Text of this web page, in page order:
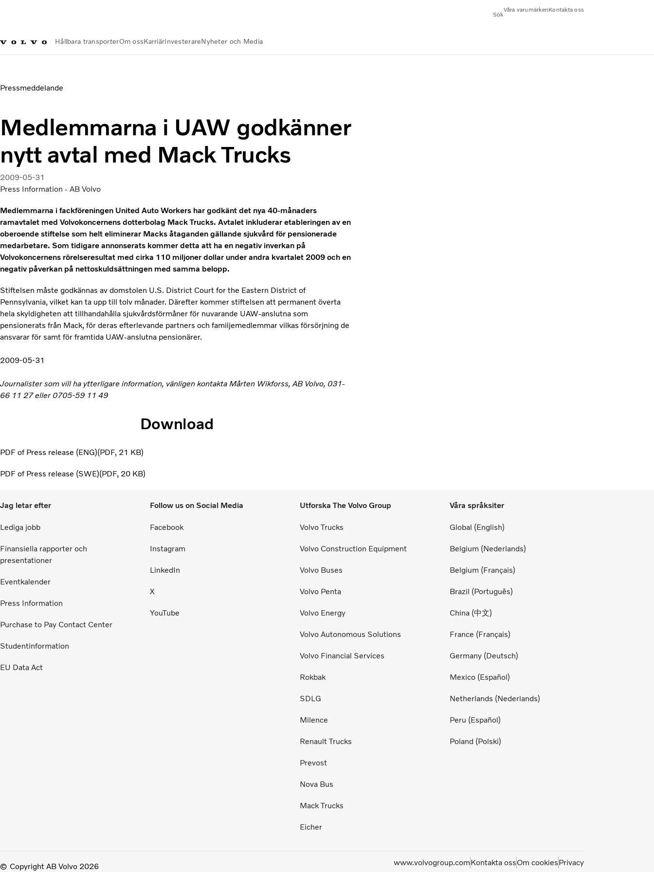
Sök
Våra varumärkenKontakta oss
Hållbara transporterOm ossKarriärInvesterareNyheter och Media
Pressmeddelande
Medlemmarna i UAW godkänner
nytt avtal med Mack Trucks
2009-05-31
Press Information - AB Volvo
Medlemmarna i fackföreningen United Auto Workers har godkänt det nya 40-månaders
ramavtalet med Volvokoncernens dotterbolag Mack Trucks. Avtalet inkluderar etableringen av en
oberoende stiftelse som helt eliminerar Macks åtaganden gällande sjukvård för pensionerade
medarbetare. Som tidigare annonserats kommer detta att ha en negativ inverkan på
Volvokoncernens rörelseresultat med cirka 110 miljoner dollar under andra kvartalet 2009 och en
negativ påverkan på nettoskuldsättningen med samma belopp.
Stiftelsen måste godkännas av domstolen U.S. District Court for the Eastern District of
Pennsylvania, vilket kan ta upp till tolv månader. Därefter kommer stiftelsen att permanent överta
hela skyldigheten att tillhandahålla sjukvårdsförmåner för nuvarande UAW-anslutna som
pensionerats från Mack, för deras efterlevande partners och familjemedlemmar vilkas försörjning de
ansvarar för samt för framtida UAW-anslutna pensionärer.
2009-05-31
Journalister som vill ha ytterligare information, vänligen kontakta Mårten Wikforss, AB Volvo, 031-
66 11 27 eller 0705-59 11 49
Download
PDF of Press release (ENG) PDF 21 KB
PDF of Press release (SWE) PDF 20 KB
Jag letar efter
Lediga jobb
Finansiella rapporter och
presentationer
Eventkalender
Press Information
Purchase to Pay Contact Center
Studentinformation
EU Data Act
Follow us on Social Media
Facebook
Instagram
LinkedIn
X
YouTube
Utforska The Volvo Group
Volvo Trucks
Volvo Construction Equipment
Volvo Buses
Volvo Penta
Volvo Energy
Volvo Autonomous Solutions
Volvo Financial Services
Rokbak
SDLG
Milence
Renault Trucks
Prevost
Nova Bus
Mack Trucks
Eicher
Våra språksiter
Global (English)
Belgium (Nederlands)
Belgium (Français)
Brazil (Português)
China (中文)
France (Français)
Germany (Deutsch)
Mexico (Español)
Netherlands (Nederlands)
Peru (Español)
Poland (Polski)
Copyright AB Volvo 2026 www.volvogroup.comKontakta ossOm cookiesPrivacy